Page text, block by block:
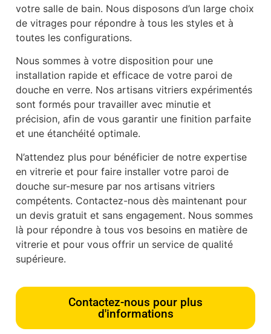
votre salle de bain. Nous disposons d’un large choix
de vitrages pour répondre à tous les styles et à
toutes les configurations.
Nous sommes à votre disposition pour une
installation rapide et efficace de votre paroi de
douche en verre. Nos artisans vitriers expérimentés
sont formés pour travailler avec minutie et
précision, afin de vous garantir une finition parfaite
et une étanchéité optimale.
N’attendez plus pour bénéficier de notre expertise
en vitrerie et pour faire installer votre paroi de
douche sur-mesure par nos artisans vitriers
compétents. Contactez-nous dès maintenant pour
un devis gratuit et sans engagement. Nous sommes
là pour répondre à tous vos besoins en matière de
vitrerie et pour vous offrir un service de qualité
supérieure.
Contactez-nous pour plus
d'informations